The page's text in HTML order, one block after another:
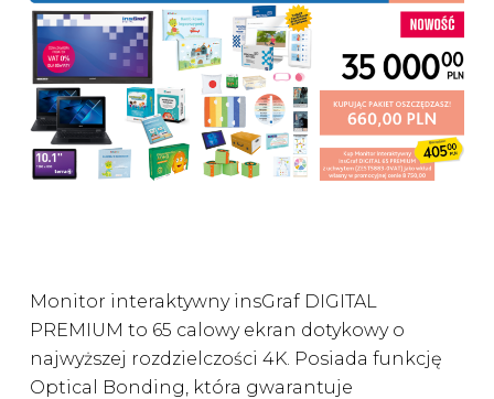
Monitor interaktywny insGraf DIGITAL
PREMIUM to 65 calowy ekran dotykowy o
najwyższej rozdzielczości 4K. Posiada funkcję
Optical Bonding, która gwarantuje